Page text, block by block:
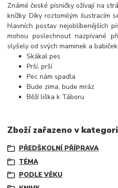
Známé české písničky ožívají na
knížky. Díky roztomilým ilustracím
hlavních postav nejoblíbenějších
mohou poslechnout nazpívané
slyšely od svých maminek a babiček:
Skákal pes
Prší, prší
Pec nám spadla
Bude zima, bude mráz
Běží liška k Táboru
Zboží zařazeno v
PŘEDŠKOLNÍ PŘÍPRAVA
TÉMA
PODLE VĚKU